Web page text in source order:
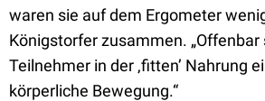
waren sie auf dem Ergometer
Königstorfer zusammen. „Offenbar
Teilnehmer in der ‚fitten’ Nahrung
körperliche Bewegung.“